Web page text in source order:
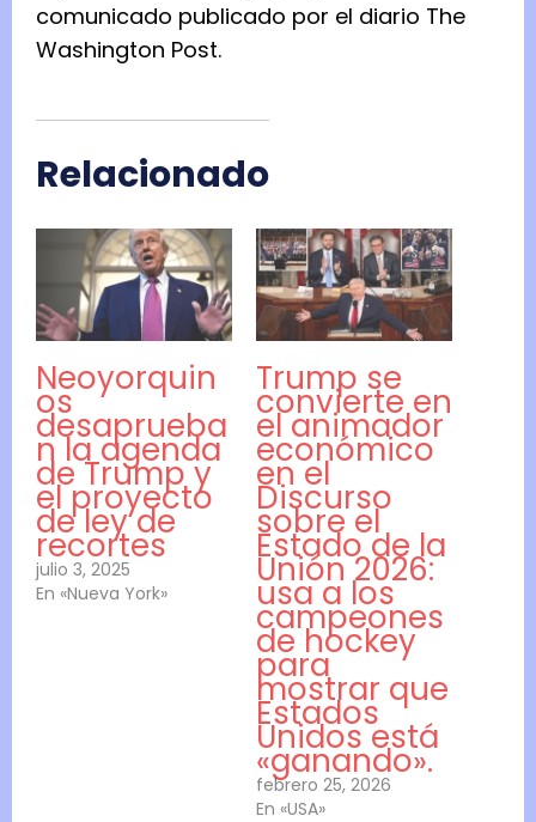
comunicado publicado por el diario The
Washington Post.
Relacionado
Neoyorquin
os
desaprueba
n la agenda
de Trump y
el proyecto
de ley de
recortes
julio 3, 2025
En «Nueva York»
Trump se
convierte en
el animador
económico
en el
Discurso
sobre el
Estado de la
Unión 2026:
usa a los
campeones
de hockey
para
mostrar que
Estados
Unidos está
«ganando».
febrero 25, 2026
En «USA»